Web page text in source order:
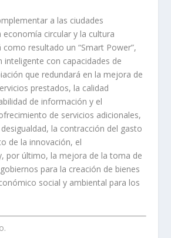
a las ciudades
economía circular y la cultura
resultado un “Smart Power”,
inteligente con capacidades de
que redundará en la mejora de
prestados, la calidad
de información y el
de servicios adicionales,
la contracción del gasto
de la innovación, el
por último, la mejora de la toma de
para la creación de bienes
social y ambiental para los